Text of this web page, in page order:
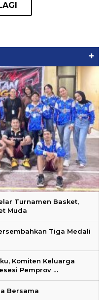
+
Turnamen Basket,
Muda
Tiga Medali
Komiten Keluarga
Pemprov …
Bersama